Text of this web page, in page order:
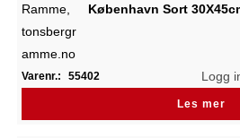
København Sort
Varenr.: 55402 Logg
Les mer